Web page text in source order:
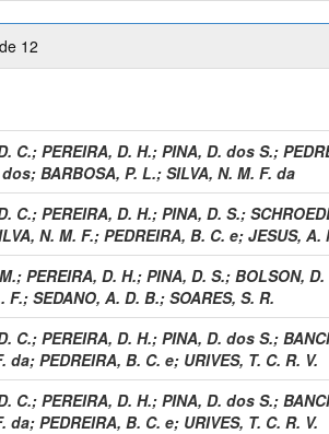
12
C.; PEREIRA, D. H.; PINA, D. dos S.;
dos; BARBOSA, P. L.; SILVA, N. M. F. da
C.; PEREIRA, D. H.; PINA, D. S.;
N. M. F.; PEDREIRA, B. C. e; JESUS, A.
; PEREIRA, D. H.; PINA, D. S.; BOLSON, D.
F.; SEDANO, A. D. B.; SOARES, S. R.
C.; PEREIRA, D. H.; PINA, D. dos S.;
da; PEDREIRA, B. C. e; URIVES, T. C. R. V.
C.; PEREIRA, D. H.; PINA, D. dos S.;
da; PEDREIRA, B. C. e; URIVES, T. C. R. V.